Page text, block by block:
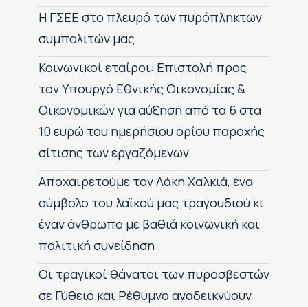
H ΓΣΕΕ στο πλευρό των πυρόπληκτων
συμπολιτών μας
Κοινωνικοί εταίροι: Επιστολή προς
τον Υπουργό Εθνικής Οικονομίας &
Οικονομικών για αύξηση από τα 6 στα
10 ευρώ του ημερήσιου ορίου παροχής
σίτισης των εργαζόμενων
Αποχαιρετούμε τον Λάκη Χαλκιά, ένα
σύμβολο του λαϊκού μας τραγουδιού κι
έναν άνθρωπο με βαθιά κοινωνική και
πολιτική συνείδηση
Οι τραγικοί θάνατοι των πυροσβεστών
σε Γύθειο και Ρέθυμνο αναδεικνύουν